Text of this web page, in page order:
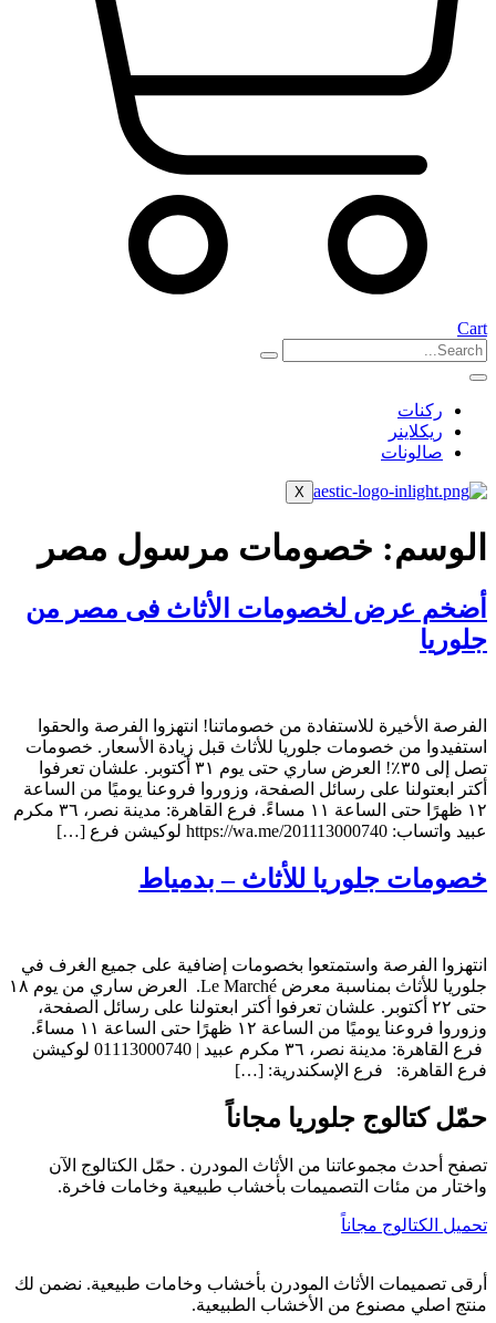
Cart
ركنات
ريكلاينر
صالونات
X
الوسم: خصومات مرسول مصر
أضخم عرض لخصومات الأثاث فى مصر من
جلوريا
الفرصة الأخيرة للاستفادة من خصوماتنا! انتهزوا الفرصة والحقوا
استفيدوا من خصومات جلوريا للأثاث قبل زيادة الأسعار. خصومات
تصل إلى ٣٥٪! العرض ساري حتى يوم ٣١ أكتوبر. علشان تعرفوا
أكتر ابعتولنا على رسائل الصفحة، وزوروا فروعنا يوميًا من الساعة
١٢ ظهرًا حتى الساعة ١١ مساءً. فرع القاهرة: مدينة نصر، ٣٦ مكرم
عبيد واتساب: https://wa.me/201113000740 لوكيشن فرع […]
خصومات جلوريا للأثاث – بدمياط
انتهزوا الفرصة واستمتعوا بخصومات إضافية على جميع الغرف في
جلوريا للأثاث بمناسبة معرض Le Marché. العرض ساري من يوم ١٨
حتى ٢٢ أكتوبر. علشان تعرفوا أكتر ابعتولنا على رسائل الصفحة،
وزوروا فروعنا يوميًا من الساعة ١٢ ظهرًا حتى الساعة ١١ مساءً.
فرع القاهرة: مدينة نصر، ٣٦ مكرم عبيد | 01113000740 لوكيشن
فرع القاهرة: فرع الإسكندرية: […]
حمّل كتالوج جلوريا مجاناً
تصفح أحدث مجموعاتنا من الأثاث المودرن . حمّل الكتالوج الآن
واختار من مئات التصميمات بأخشاب طبيعية وخامات فاخرة.
تحميل الكتالوج مجاناً
أرقى تصميمات الأثاث المودرن بأخشاب وخامات طبيعية. نضمن لك
منتج اصلي مصنوع من الأخشاب الطبيعية.